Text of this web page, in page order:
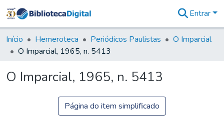
&
Coleções
Tudo na
Digital
Entrar
Início Hemeroteca Periódicos Paulistas
O Imparcial
O Imparcial, 1965, n. 5413
O Imparcial, 1965, n. 5413
Página do item simplificado